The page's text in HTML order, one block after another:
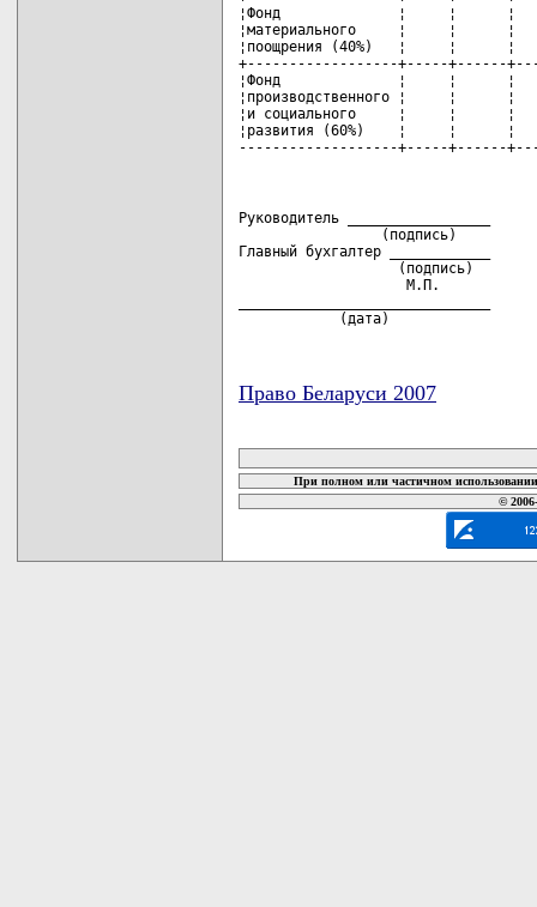
Руководитель _________________
                 (подпись)
Главный бухгалтер ____________
                   (подпись)
                    М.П.
            (дата)
Право Беларуси 2007
При полном или частичном
©